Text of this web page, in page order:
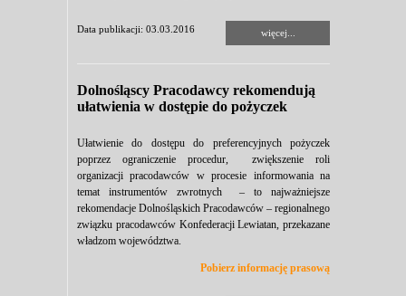
Data publikacji: 03.03.2016 więcej...
Dolnośląscy Pracodawcy rekomendują
ułatwienia w dostępie do pożyczek
Ułatwienie do dostępu do preferencyjnych pożyczek
poprzez ograniczenie procedur, zwiększenie roli
organizacji pracodawców w procesie informowania na
temat instrumentów zwrotnych – to najważniejsze
rekomendacje Dolnośląskich Pracodawców – regionalnego
związku pracodawców Konfederacji Lewiatan, przekazane
władzom województwa.
Pobierz informację prasową